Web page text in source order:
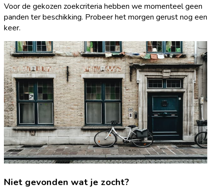
Voor de gekozen zoekcriteria hebben we momenteel geen
panden ter beschikking. Probeer het morgen gerust nog een
keer.
Niet gevonden wat je zocht?